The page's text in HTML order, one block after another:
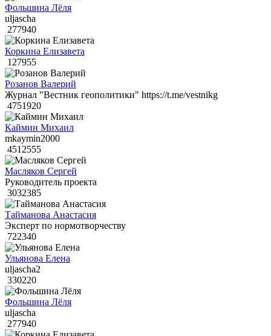
Фольшина Лёля
uljascha
277940
Коркина Елизавета
127955
Розанов Валерий
Журнал "Вестник геополитики" https://t.me/vestnikg
4751920
Каймин Михаил
mkaymin2000
4512555
Масляков Сергей
Руководитель проекта
3032385
Тайманова Анастасия
Эксперт по нормотворчеству
722340
Ульянова Елена
uljascha2
330220
Фольшина Лёля
uljascha
277940